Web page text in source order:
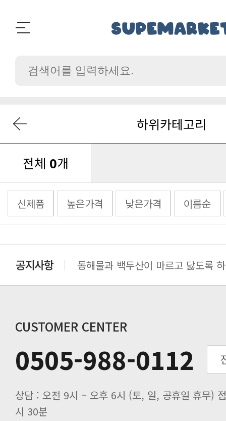
하위카테고리
전체 0개
신제품 높은가격 낮은가격 이름순
동해물과 백두산이 마르고 닳도록
동해물과 백두산이 마르고 닳도록
CUSTOMER CENTER
0505-988-0112
시 30분